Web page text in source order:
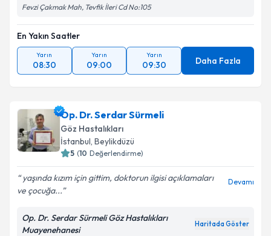
Fevzi Çakmak Mah, Tevfik İleri Cd No:105
En Yakın Saatler
Yarın
08:30
Yarın
09:00
Yarın
09:30 Daha Fazla
Op. Dr. Serdar Sürmeli
Göz Hastalıkları
İstanbul, Beylikdüzü
5 (10 Değerlendirme)
yaşında kızım için gittim, doktorun ilgisi açıklamaları
ve çocuğa...
Devamı
Op. Dr. Serdar Sürmeli Göz Hastalıkları
Muayenehanesi
Haritada Göster